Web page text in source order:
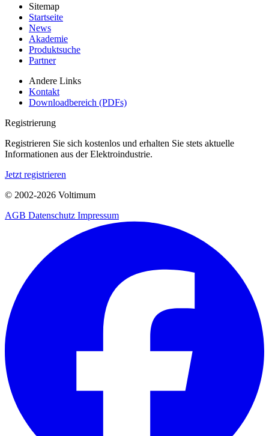
Sitemap
Startseite
News
Akademie
Produktsuche
Partner
Andere Links
Kontakt
Downloadbereich (PDFs)
Registrierung
Registrieren Sie sich kostenlos und erhalten Sie stets aktuelle
Informationen aus der Elektroindustrie.
Jetzt registrieren
© 2002-2026 Voltimum
AGB Datenschutz Impressum